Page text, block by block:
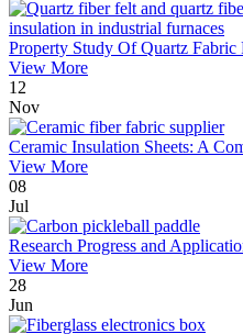
Property Study Of Quartz Fabric
View More
12
Nov
Ceramic Insulation Sheets: A
View More
08
Jul
Research Progress and
View More
28
Jun